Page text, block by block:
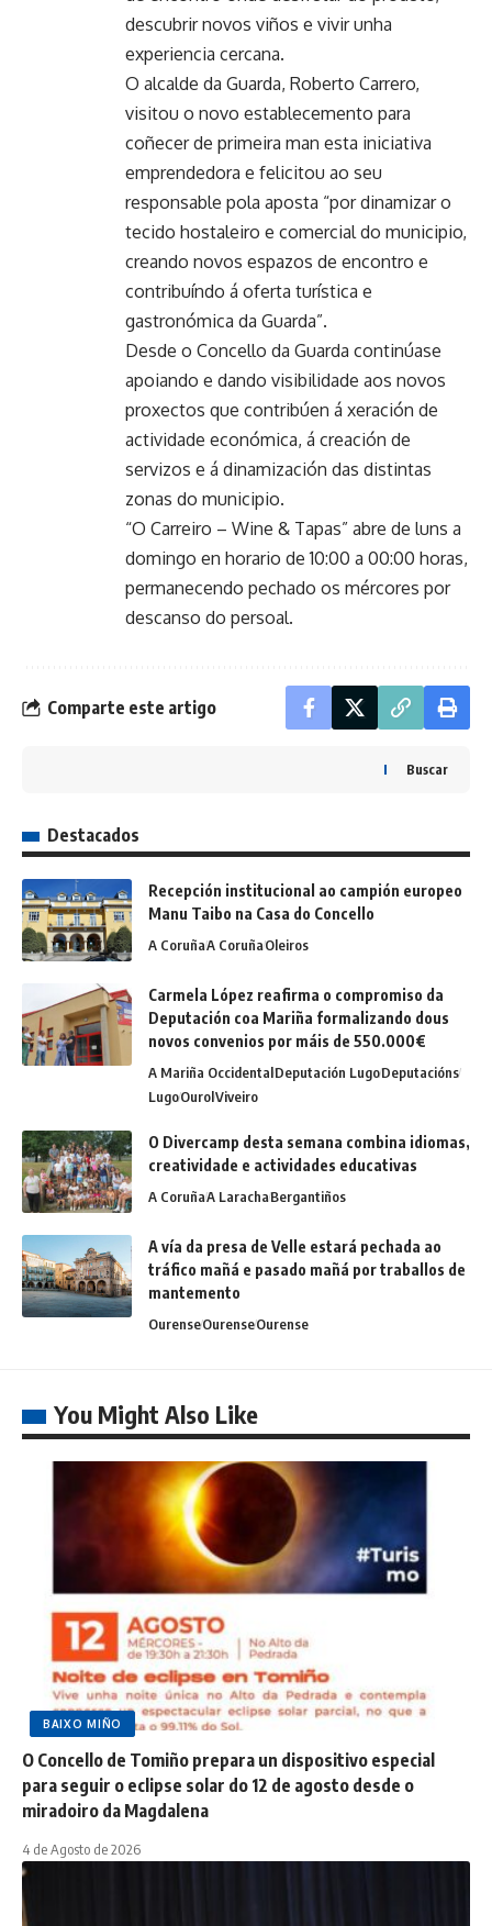
descubrir novos viños e vivir unha
experiencia cercana.
O alcalde da Guarda, Roberto Carrero,
visitou o novo establecemento para
coñecer de primeira man esta iniciativa
emprendedora e felicitou ao seu
responsable pola aposta “por dinamizar o
tecido hostaleiro e comercial do municipio,
creando novos espazos de encontro e
contribuíndo á oferta turística e
gastronómica da Guarda”.
Desde o Concello da Guarda continúase
apoiando e dando visibilidade aos novos
proxectos que contribúen á xeración de
actividade económica, á creación de
servizos e á dinamización das distintas
zonas do municipio.
“O Carreiro – Wine & Tapas” abre de luns a
domingo en horario de 10:00 a 00:00 horas,
permanecendo pechado os mércores por
descanso do persoal.
Comparte este artigo
Buscar
Destacados
Recepción institucional ao campión europeo
Manu Taibo na Casa do Concello
A CoruñaA CoruñaOleiros
Carmela López reafirma o compromiso da
Deputación coa Mariña formalizando dous
novos convenios por máis de 550.000€
A Mariña OccidentalDeputación LugoDeputacións
LugoOurolViveiro
O Divercamp desta semana combina idiomas,
creatividade e actividades educativas
A CoruñaA LarachaBergantiños
A vía da presa de Velle estará pechada ao
tráfico mañá e pasado mañá por traballos de
mantemento
OurenseOurenseOurense
You Might Also Like
BAIXO MIÑO
O Concello de Tomiño prepara un dispositivo especial
para seguir o eclipse solar do 12 de agosto desde o
miradoiro da Magdalena
4 de Agosto de 2026